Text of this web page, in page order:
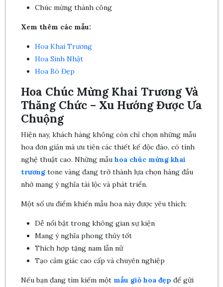
Chúc mừng thành công
Xem thêm các mẫu:
Hoa Khai Trương
Hoa Sinh Nhật
Hoa Bó Đẹp
Hoa Chúc Mừng Khai Trương Và
Thăng Chức – Xu Hướng Được Ưa
Chuộng
Hiện nay, khách hàng không còn chỉ chọn những mẫu
hoa đơn giản mà ưu tiên các thiết kế độc đáo, có tính
nghệ thuật cao. Những mẫu hoa chúc mừng khai
trương tone vàng đang trở thành lựa chọn hàng đầu
nhờ mang ý nghĩa tài lộc và phát triển.
Một số ưu điểm khiến mẫu hoa này được yêu thích:
Dễ nổi bật trong không gian sự kiện
Mang ý nghĩa phong thủy tốt
Thích hợp tặng nam lẫn nữ
Tạo cảm giác cao cấp và chuyên nghiệp
Nếu bạn đang tìm kiếm một mẫu giỏ hoa đẹp để gửi